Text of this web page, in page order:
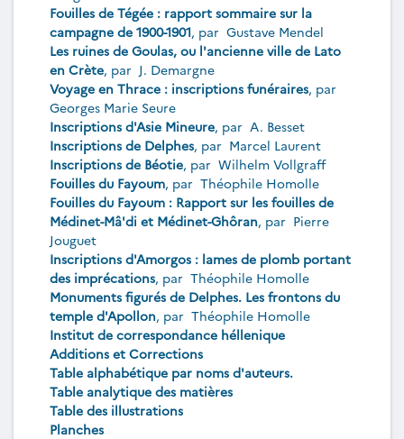
Fouilles de Tégée : rapport sommaire sur la
campagne de 1900-1901, par Gustave Mendel
Les ruines de Goulas, ou l'ancienne ville de Lato
en Crète, par J. Demargne
Voyage en Thrace : inscriptions funéraires, par
Georges Marie Seure
Inscriptions d'Asie Mineure, par A. Besset
Inscriptions de Delphes, par Marcel Laurent
Inscriptions de Béotie, par Wilhelm Vollgraff
Fouilles du Fayoum, par Théophile Homolle
Fouilles du Fayoum : Rapport sur les fouilles de
Médinet-Mâ'di et Médinet-Ghôran, par Pierre
Jouguet
Inscriptions d'Amorgos : lames de plomb portant
des imprécations, par Théophile Homolle
Monuments figurés de Delphes. Les frontons du
temple d'Apollon, par Théophile Homolle
Institut de correspondance héllenique
Additions et Corrections
Table alphabétique par noms d'auteurs.
Table analytique des matières
Table des illustrations
Planches